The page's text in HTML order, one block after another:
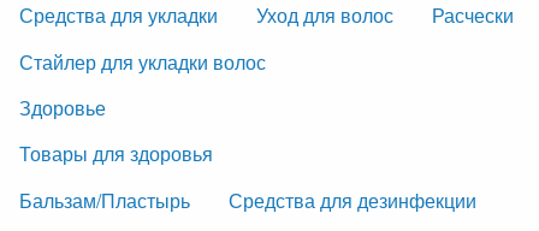
Средства для укладки
Уход для волос
Расчески
Стайлер для укладки волос
Здоровье
Товары для здоровья
Бальзам/Пластырь
Средства для дезинфекции